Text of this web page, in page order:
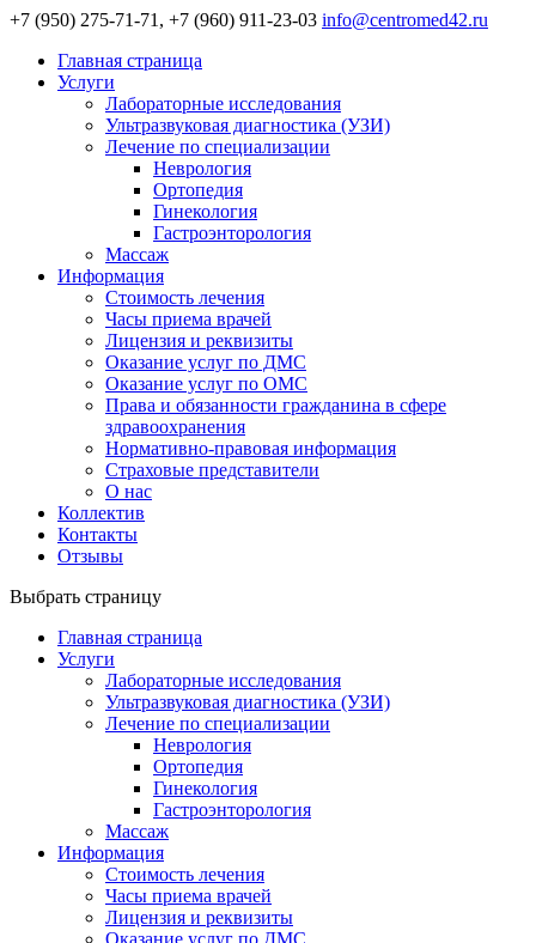
+7 (950) 275-71-71, +7 (960) 911-23-03 info@centromed42.ru
Главная страница
Услуги
Лабораторные исследования
Ультразвуковая диагностика (УЗИ)
Лечение по специализации
Неврология
Ортопедия
Гинекология
Гастроэнторология
Массаж
Информация
Стоимость лечения
Часы приема врачей
Лицензия и реквизиты
Оказание услуг по ДМС
Оказание услуг по ОМС
Права и обязанности гражданина в сфере
здравоохранения
Нормативно-правовая информация
Страховые представители
О нас
Коллектив
Контакты
Отзывы
Выбрать страницу
Главная страница
Услуги
Лабораторные исследования
Ультразвуковая диагностика (УЗИ)
Лечение по специализации
Неврология
Ортопедия
Гинекология
Гастроэнторология
Массаж
Информация
Стоимость лечения
Часы приема врачей
Лицензия и реквизиты
Оказание услуг по ДМС